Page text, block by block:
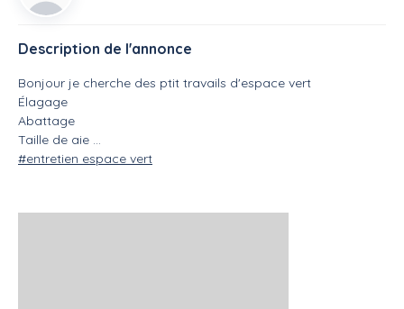
Description de l'annonce
Bonjour je cherche des ptit travails d'espace vert
Élagage
Abattage
Taille de aie ...
#entretien espace vert